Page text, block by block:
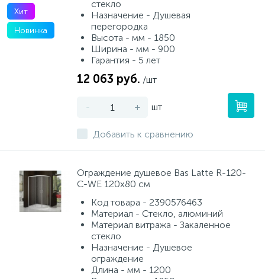
Хит
Новинка
стекло
Назначение - Душевая
перегородка
Высота - мм - 1850
Ширина - мм - 900
Гарантия - 5 лет
12 063 руб. /шт
- + шт
Добавить к сравнению
Ограждение душевое Bas Latte R-120-
C-WE 120х80 см
Код товара - 2390576463
Материал - Стекло, алюминий
Материал витража - Закаленное
стекло
Назначение - Душевое
ограждение
Длина - мм - 1200